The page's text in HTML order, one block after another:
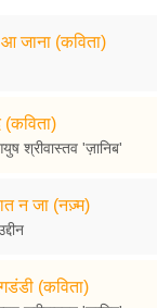
जाना (कविता)
(कविता)
श्रीवास्तव 'ज़ानिब'
न जा (नज़्म)
(कविता)